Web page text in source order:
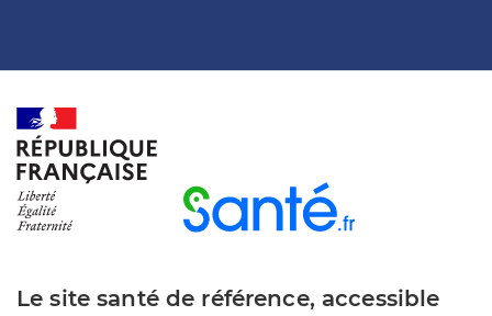
Le site santé de référence, accessible